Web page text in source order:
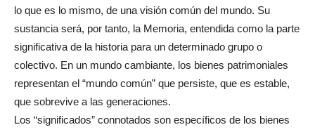
lo que es lo mismo, de una visión común del mundo. Su
sustancia será, por tanto, la Memoria, entendida como la parte
significativa de la historia para un determinado grupo o
colectivo. En un mundo cambiante, los bienes patrimoniales
representan el “mundo común” que persiste, que es estable,
que sobrevive a las generaciones.
Los “significados” connotados son específicos de los bienes